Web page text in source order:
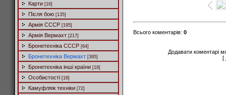
Карти [16]
Після бою [135]
Армія СССР [195]
Армія Вермахт [217]
Бронетехніка СССР [64]
Бронетехніка Вермахт [395]
Бронетехніка інші країни [18]
Особистості [18]
Камуфляж техніки [72]
Всього коментарів: 0
Додавати коментарі
[